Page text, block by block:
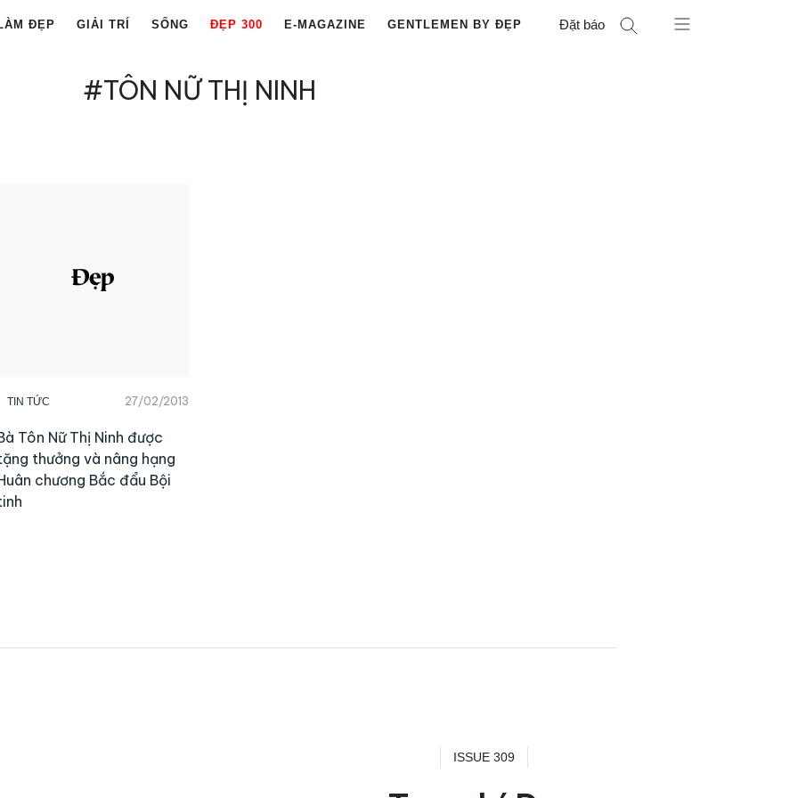
ĐẸP GIẢI TRÍ SỐNG ĐẸP 300 E-MAGAZINE GENTLEMEN BY ĐẸP Đặt báo
#TÔN NỮ THỊ NINH
TIN TỨC 27/02/2013
Tôn Nữ Thị Ninh được
thưởng và nâng hạng
chương Bắc đẩu Bội
ISSUE 309